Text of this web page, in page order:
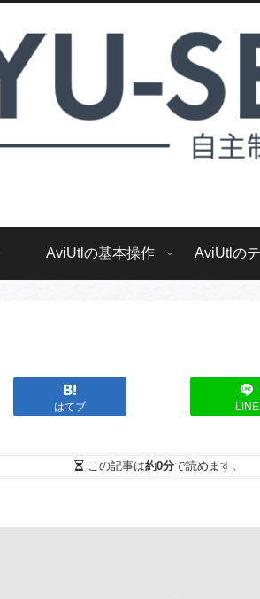
AviUtlの基本操作 AviUtlの
はてブ LINE
この記事は約0分で読めます。